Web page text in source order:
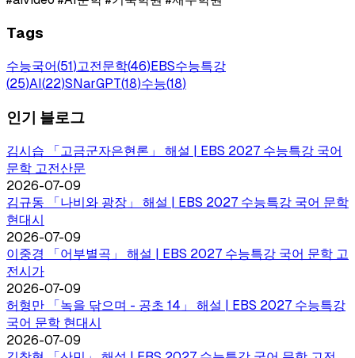
Tags
수능국어(51)고전문학(46)EBS수능특강
(25)AI(22)SNarGPT(18)수능(18)
인기 블로그
김시습 「고금군자은현론」 해설 | EBS 2027 수능특강 국어
문학 고전산문
2026-07-09
김규동 「나비와 광장」 해설 | EBS 2027 수능특강 국어 문학
현대시
2026-07-09
이중경 「어부별곡」 해설 | EBS 2027 수능특강 국어 문학 고
전시가
2026-07-09
허형만 「녹을 닦으며 - 공초 14」 해설 | EBS 2027 수능특강
국어 문학 현대시
2026-07-09